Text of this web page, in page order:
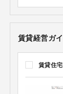
賃貸経営ガ
賃貸住